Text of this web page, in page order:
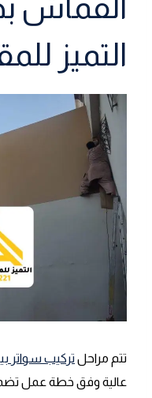
القماش
التميز
تتم مراحل تركيب سواتر
عالية وفق خطة عمل